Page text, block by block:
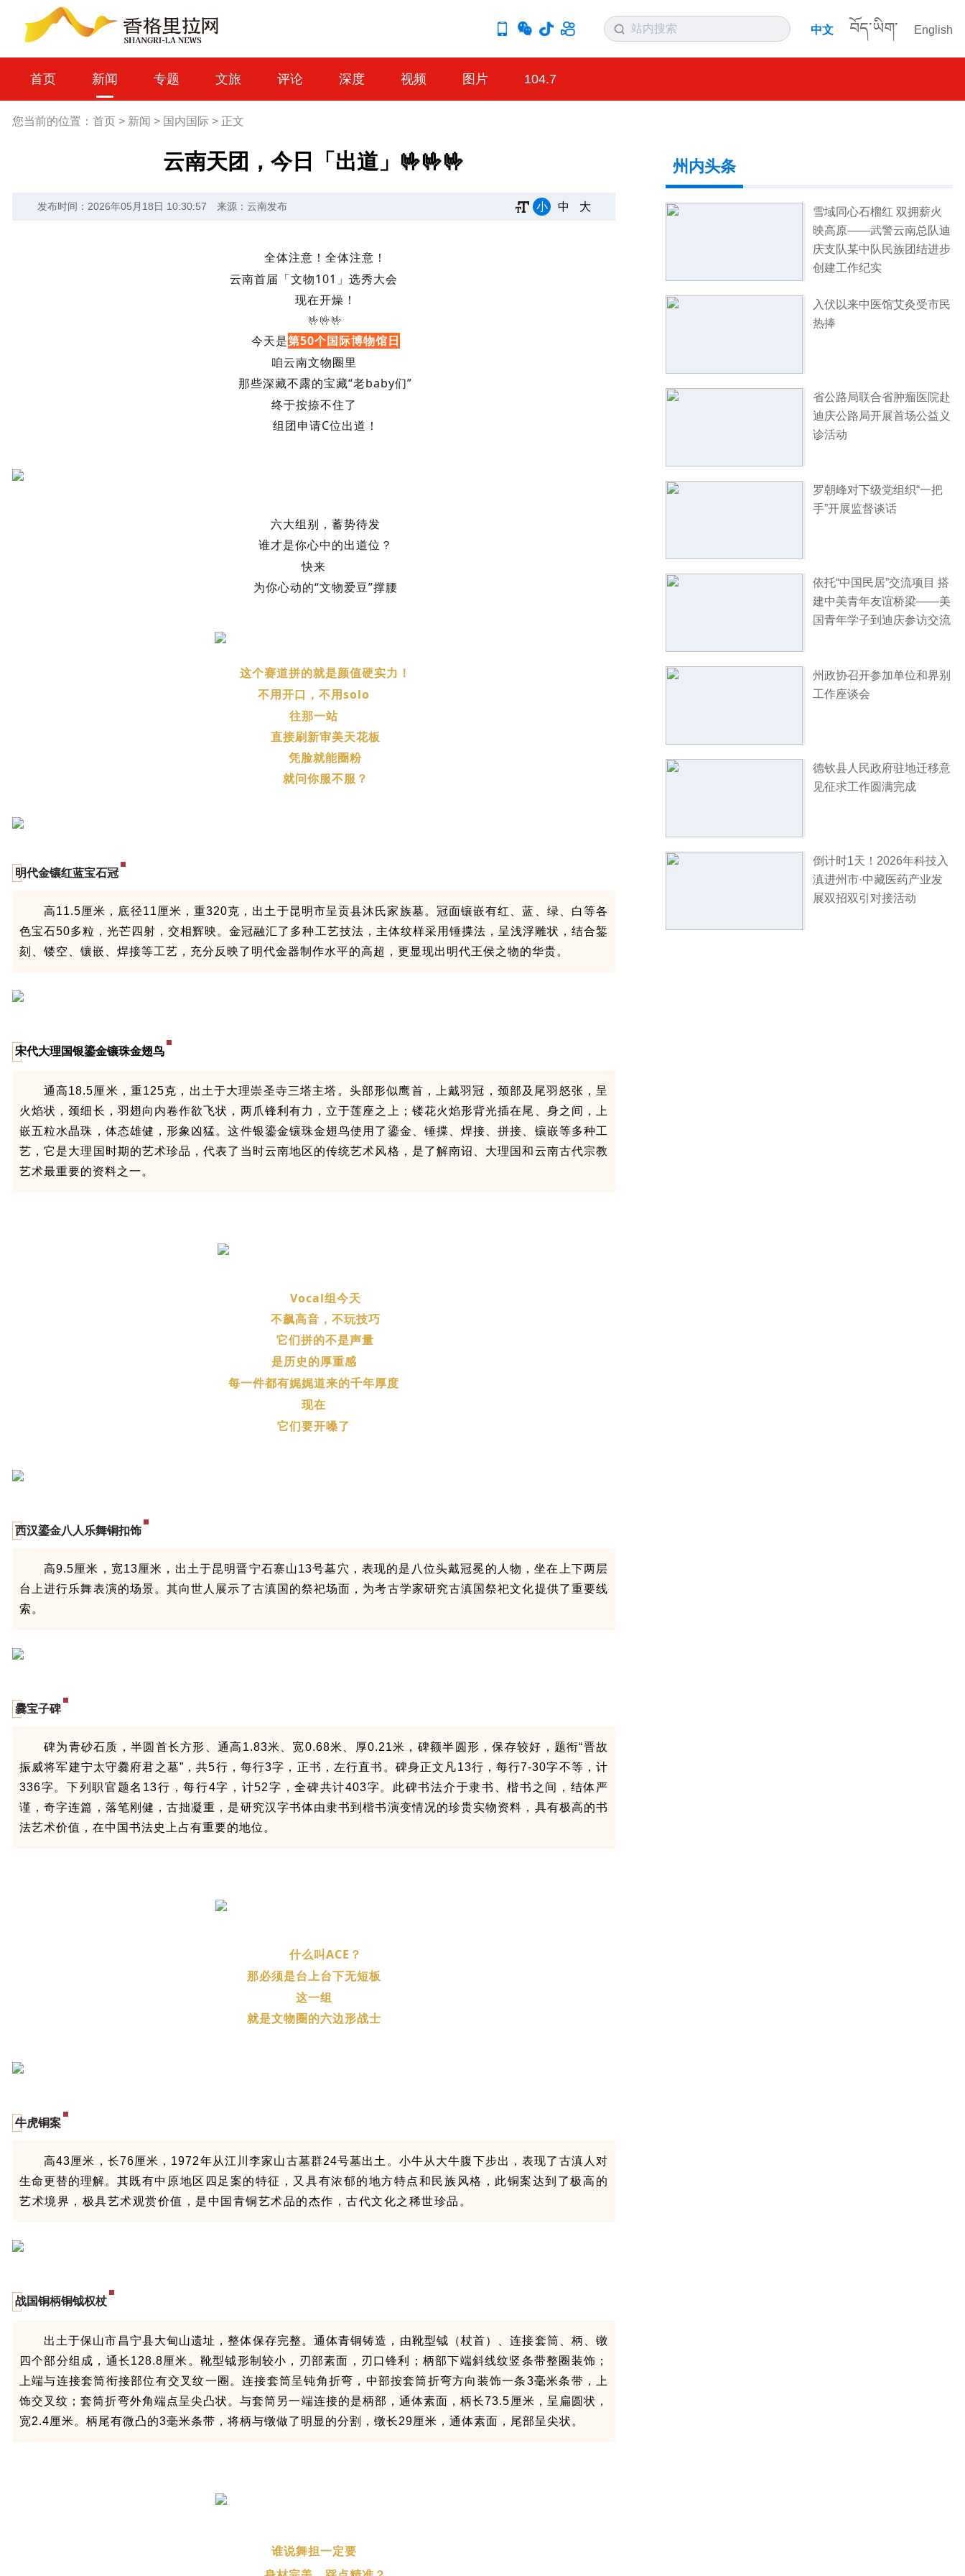
中文 བོད་ཡིག་ English
首页 新闻 专题 文旅 评论 深度 视频 图片 104.7
您当前的位置： 首页 > 新闻 > 国内国际 > 正文
云南天团，今日「出道」🤟🤟🤟
发布时间：2026年05月18日 10:30:57 来源：云南发布 小 中 大
全体注意！全体注意！
云南首届「文物101 」选秀大会
现在开燥！
🤟🤟🤟
今天是第50个国际博物馆日
咱云南文物圈里
那些深藏不露的宝藏“老baby们”
终于按捺不住了
组团申请C位出道！
六大组别，蓄势待发
谁才是你心中的出道位？
快来
为你心动的“文物爱豆”撑腰
这个赛道拼的就是颜值硬实力！
不用开口，不用solo
往那一站
直接刷新审美天花板
凭脸就能圈粉
就问你服不服？
明代金镶红蓝宝石冠
高11.5厘米，底径11厘米，重320克，出土于昆明市呈贡县沐氏家族墓。冠面镶嵌有红、蓝、绿、白等各
色宝石50多粒，光芒四射，交相辉映。金冠融汇了多种工艺技法，主体纹样采用锤揲法，呈浅浮雕状，结合錾
刻、镂空、镶嵌、焊接等工艺，充分反映了明代金器制作水平的高超，更显现出明代王侯之物的华贵。
宋代大理国银鎏金镶珠金翅鸟
通高18.5厘米，重125克，出土于大理崇圣寺三塔主塔。头部形似鹰首，上戴羽冠，颈部及尾羽怒张，呈
火焰状，颈细长，羽翅向内卷作欲飞状，两爪锋利有力，立于莲座之上；镂花火焰形背光插在尾、身之间，上
嵌五粒水晶珠，体态雄健，形象凶猛。这件银鎏金镶珠金翅鸟使用了鎏金、锤揲、焊接、拼接、镶嵌等多种工
艺，它是大理国时期的艺术珍品，代表了当时云南地区的传统艺术风格，是了解南诏、大理国和云南古代宗教
艺术最重要的资料之一。
Vocal组今天
不飙高音，不玩技巧
它们拼的不是声量
是历史的厚重感
每一件都有娓娓道来的千年厚度
现在
它们要开嗓了
西汉鎏金八人乐舞铜扣饰
高9.5厘米，宽13厘米，出土于昆明晋宁石寨山13号墓穴，表现的是八位头戴冠冕的人物，坐在上下两层
台上进行乐舞表演的场景。其向世人展示了古滇国的祭祀场面，为考古学家研究古滇国祭祀文化提供了重要线
索。
爨宝子碑
碑为青砂石质，半圆首长方形、通高1.83米、宽0.68米、厚0.21米，碑额半圆形，保存较好，题衔“晋故
振威将军建宁太守爨府君之墓”，共5行，每行3字，正书，左行直书。碑身正文凡13行，每行7-30字不等，计
336字。下列职官题名13行，每行4字，计52字，全碑共计403字。 此碑书法介于隶书、楷书之间，结体严
谨，奇字连篇，落笔刚健，古拙凝重，是研究汉字书体由隶书到楷书演变情况的珍贵实物资料，具有极高的书
法艺术价值，在中国书法史上占有重要的地位。
什么叫ACE ？
那必须是台上台下无短板
这一组
就是文物圈的六边形战士
牛虎铜案
高43厘米，长76厘米，1972年从江川李家山古墓群24号墓出土。小牛从大牛腹下步出，表现了古滇人对
生命更替的理解。其既有中原地区四足案的特征，又具有浓郁的地方特点和民族风格，此铜案达到了极高的
艺术境界，极具艺术观赏价值，是中国青铜艺术品的杰作，古代文化之稀世珍品。
战国铜柄铜钺权杖
出土于保山市昌宁县⼤甸山遗址，整体保存完整。通体青铜铸造，由靴型钺（杖⾸）、连接套筒、柄、镦
四个部分组成， 通⻓128.8厘米。 靴型钺形制较小，刃部素⾯，刃口锋利；柄部下端斜线纹竖条带整圈装饰；
上端与连接套筒衔接部位有交叉纹⼀圈。连接套筒呈钝⻆折弯，中部按套筒折弯⽅向装饰⼀条3毫⽶条带，上
饰交叉纹；套筒折弯外⻆端点呈尖凸状。与套筒另⼀端连接的是柄部，通体素⾯，柄⻓73.5厘⽶，呈扁圆状，
宽2.4厘⽶。柄尾有微凸的3毫⽶条带，将柄与镦做了明显的分割，镦⻓29厘⽶，通体素⾯，尾部呈尖状。
谁说舞担一定要
州内头条
雪域同心石榴红 双拥薪火
映高原——武警云南总队迪
庆支队某中队民族团结进步
创建工作纪实
入伏以来中医馆艾灸受市民
热捧
省公路局联合省肿瘤医院赴
迪庆公路局开展首场公益义
诊活动
罗朝峰对下级党组织“一把
手”开展监督谈话
依托“中国民居”交流项目 搭
建中美青年友谊桥梁——美
国青年学子到迪庆参访交流
州政协召开参加单位和界别
工作座谈会
德钦县人民政府驻地迁移意
见征求工作圆满完成
倒计时1天！2026年科技入
滇进州市·中藏医药产业发
展双招双引对接活动